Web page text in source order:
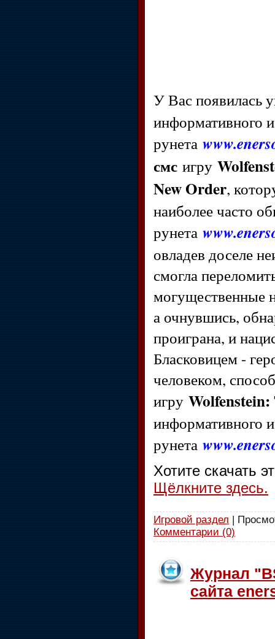
У Вас появилась
информативного
рунета
смс игру
New Order,
наиболее часто
рунета
овладев доселе
смогла
могущественные
а очнувшись,
проиграна, и
Бласковицем -
человеком,
игру
информативного
рунета
Хотите скачать
Щёлкните здесь.
Игровой раздел |
Комментарии (0)
Журнал
сайта